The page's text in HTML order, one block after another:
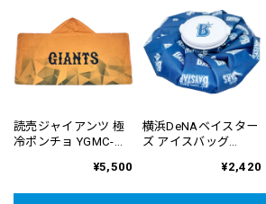
読売ジャイアンツ 極
冷ポンチョ YGMC-
¥5,500
横浜DeNAベイスター
ズ アイスバッグ
¥2,420